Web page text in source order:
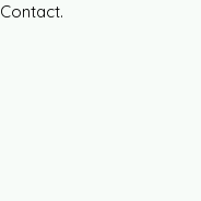
Contact.